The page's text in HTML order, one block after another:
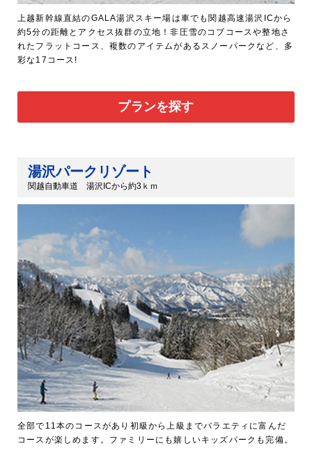
上越新幹線直結のGALA湯沢スキー場は車でも関越高速湯沢ICから
約5分の距離とアクセス抜群の立地！非圧雪のコブコースや整地さ
れたフラットコース、複数のアイテムがあるスノーパークなど、多
彩な17コース!
プランを探す
湯沢パークリゾート
関越自動車道 湯沢ICから約3ｋｍ
全部で11本のコースがあり初級から上級までバラエティに富んだ
コースが楽しめます。ファミリーにも嬉しいキッズパークも完備。